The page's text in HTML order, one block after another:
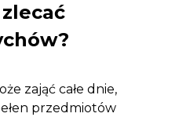
zająć całe dnie,
przedmiotów